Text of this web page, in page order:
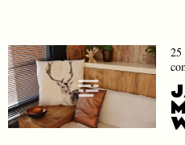
25